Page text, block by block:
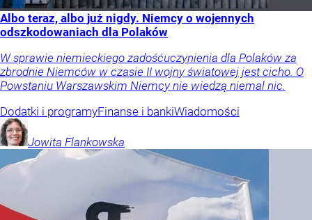
Albo teraz, albo już nigdy. Niemcy o wojennych
odszkodowaniach dla Polaków
W sprawie niemieckiego zadośćuczynienia dla Polaków za
zbrodnie Niemców w czasie II wojny światowej jest cicho. O
Powstaniu Warszawskim Niemcy nie wiedzą niemal nic.
Dodatki i programyFinanse i bankiWiadomości
Jowita Flankowska